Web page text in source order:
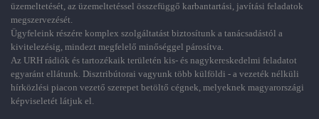
üzemeltetését, az üzemeltetéssel összefüggő karbantartási, javítási feladatok
megszervezését.
Ügyfeleink részére komplex szolgáltatást biztosítunk a tanácsadástól a
kivitelezésig, mindezt megfelelő minőséggel párosítva.
Az URH rádiók és tartozékaik területén kis- és nagykereskedelmi feladatot
egyaránt ellátunk. Disztribútorai vagyunk több külföldi - a vezeték nélküli
hírközlési piacon vezető szerepet betöltő cégnek, melyeknek magyarországi
képviseletét látjuk el.